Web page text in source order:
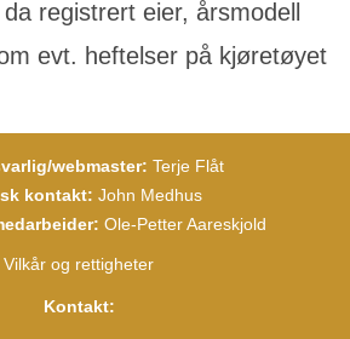
registrert eier, årsmodell
evt. heftelser på kjøretøyet
webmaster: Terje Flåt
kontakt: John Medhus
Ole-Petter Aareskjold
Vilkår og rettigheter
Kontakt: